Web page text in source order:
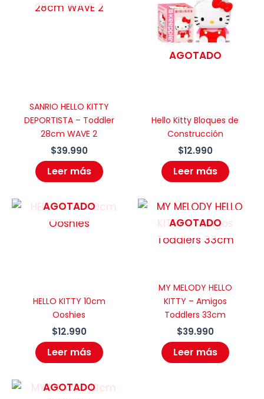
SANRIO HELLO KITTY
DEPORTISTA – Toddler
28cm WAVE 2
$39.990
Leer más
AGOTADO
Hello Kitty Bloques de
Construcción
$12.990
Leer más
AGOTADO
HELLO KITTY 10cm
Ooshies
$12.990
Leer más
AGOTADO
MY MELODY HELLO
KITTY – Amigos
Toddlers 33cm
$39.990
Leer más
AGOTADO